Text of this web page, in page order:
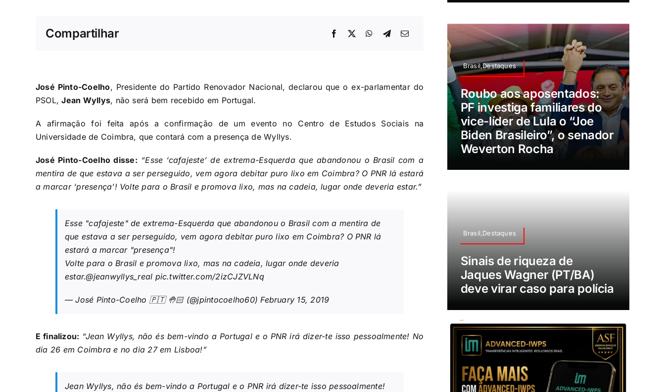
Compartilhar
José Pinto-Coelho, Presidente do Partido Renovador Nacional, declarou que o ex-parlamentar do
PSOL,Jean Wyllys, não será bem recebido em Portugal.
A afirmação foi feita após a confirmação de um evento no Centro de Estudos Sociais na
Universidade de Coimbra, que contará com a presença de Wyllys.
José Pinto-Coelho disse: “Esse ‘cafajeste’ de extrema-Esquerda que abandonou o Brasil com a
mentira de que estava a ser perseguido, vem agora debitar puro lixo em Coimbra? O PNR lá estará
a marcar ‘presença’! Volte para o Brasil e promova lixo, mas na cadeia, lugar onde deveria estar.”
Esse "cafajeste" de extrema-Esquerda que abandonou o Brasil com a mentira de
que estava a ser perseguido, vem agora debitar puro lixo em Coimbra? O PNR lá
estará a marcar "presença"!
Volte para o Brasil e promova lixo, mas na cadeia, lugar onde deveria
estar.@jeanwyllys_real pic.twitter.com/2izCJZVLNq
— José Pinto-Coelho 🇵🇹 🤚🏻 (@jpintocoelho60)February 15, 2019
E finalizou: “Jean Wyllys, não és bem-vindo a Portugal e o PNR irá dizer-te isso pessoalmente! No
dia 26 em Coimbra e no dia 27 em Lisboa!”
Jean Wyllys, não és bem-vindo a Portugal e o PNR irá dizer-te isso pessoalmente!
Brasil,Destaques
Roubo aos aposentados:
PF investiga familiares do
vice-líder de Lula o “Joe
Biden Brasileiro”, o senador
Weverton Rocha
Brasil,Destaques
Sinais de riqueza de
Jaques Wagner (PT/BA)
deve virar caso para polícia